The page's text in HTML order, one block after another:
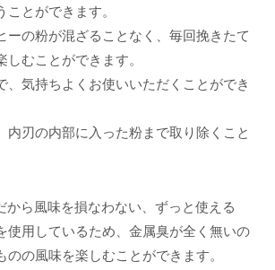
とができます。
ーの粉が混ざることなく、毎回挽きたて
むことができます。
、気持ちよくお使いいただくことができ
内刃の内部に入った粉まで取り除くこと
ら風味を損なわない、ずっと使える
使用しているため、金属臭が全く無いの
のの風味を楽しむことができます。